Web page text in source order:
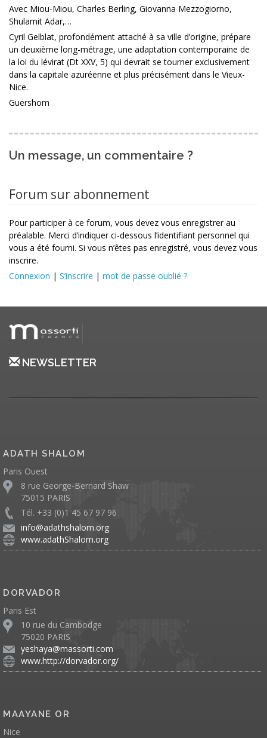
Avec Miou-Miou, Charles Berling, Giovanna Mezzogiorno,
Shulamit Adar,…
Cyril Gelblat, profondément attaché à sa ville d’origine, prépare
un deuxième long-métrage, une adaptation contemporaine de
la loi du lévirat (Dt XXV, 5) qui devrait se tourner exclusivement
dans la capitale azuréenne et plus précisément dans le Vieux-
Nice.
Guershom
Un message, un commentaire ?
Forum sur abonnement
Pour participer à ce forum, vous devez vous enregistrer au
préalable. Merci d’indiquer ci-dessous l’identifiant personnel qui
vous a été fourni. Si vous n’êtes pas enregistré, vous devez vous
inscrire.
Connexion | S’inscrire | mot de passe oublié ?
NEWSLETTER
ADATH SHALOM
Paris Ouest
8 rue George-Bernard Shaw
75015 PARIS
Tél. +33 (0)1 45 67 97 96
info@adathshalom.org
www.adathShalom.org
DORVADOR
Paris Est
10 rue du Cambodge
75020 PARIS
yeshaya@massorti.com
www.http://dorvador.org/
MAAYANE OR
Nice